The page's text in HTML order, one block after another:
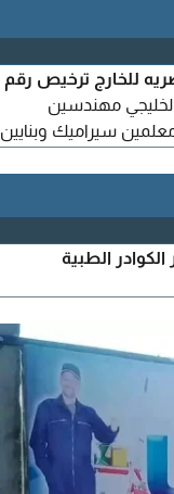
للخارج ترخيص رقم
الخليجي مهندسين
سيراميك وبنايين
الطبية